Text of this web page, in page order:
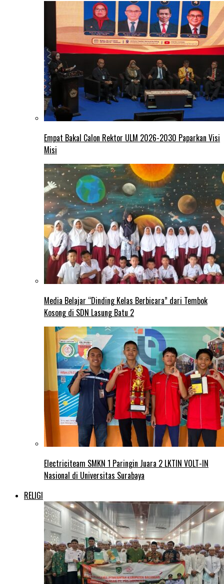
Empat Bakal Calon Rektor ULM 2026-2030 Paparkan Visi
Misi
Media Belajar “Dinding Kelas Berbicara” dari Tembok
Kosong di SDN Lasung Batu 2
Electriciteam SMKN 1 Paringin Juara 2 LKTIN VOLT-IN
Nasional di Universitas Surabaya
RELIGI